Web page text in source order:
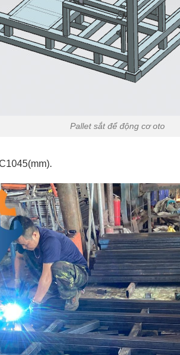
Pallet sắt để động cơ oto